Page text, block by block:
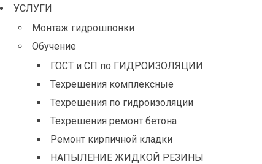
УСЛУГИ
Монтаж гидрошпонки
Обучение
ГОСТ и СП по ГИДРОИЗОЛЯЦИИ
Техрешения комплексные
Техрешения по гидроизоляции
Техрешения ремонт бетона
Ремонт кирпичной кладки
НАПЫЛЕНИЕ ЖИДКОЙ РЕЗИНЫ